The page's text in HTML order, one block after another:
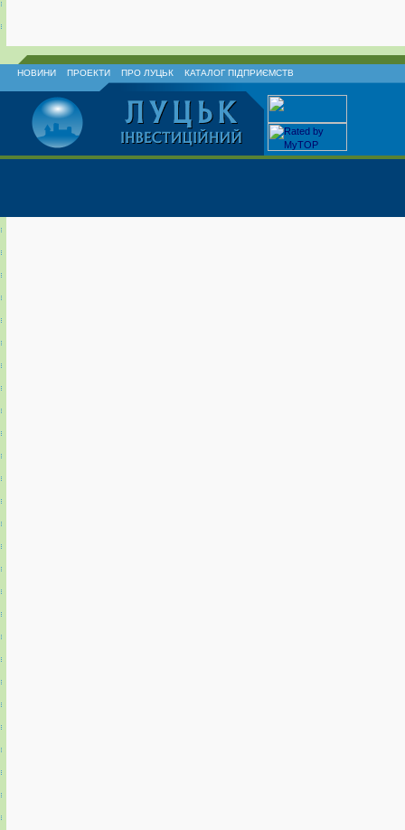
НОВИНИ ПРОЕКТИ ПРО ЛУЦЬК КАТАЛОГ ПІДПРИЄМСТВ